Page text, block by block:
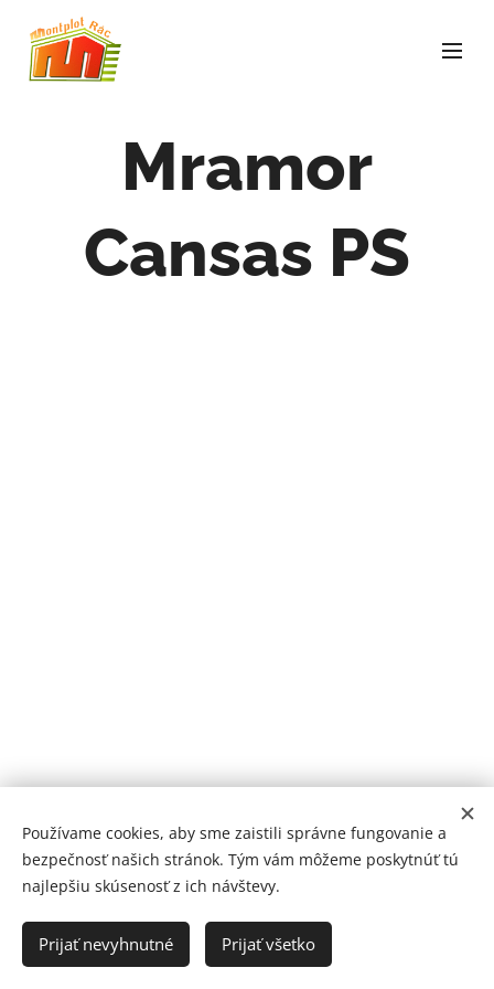
Mramor
Cansas PS
Since
Betonove ploty Cookies
Slovenčina
Deutsch
Používame cookies, aby sme zaistili správne fungovanie a
bezpečnosť našich stránok. Tým vám môžeme poskytnúť tú
najlepšiu skúsenosť z ich návštevy.
Prijať nevyhnutné Prijať všetko